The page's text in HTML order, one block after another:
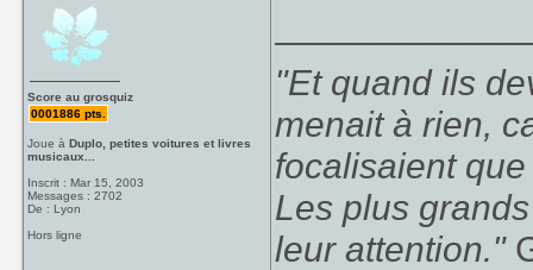
Score au grosquiz
0001886 pts.
Joue àDuplo, petites voitures et livres
musicaux...
Inscrit : Mar 15, 2003
Messages : 2702
De : Lyon
Hors ligne
"Et quand ils
menait à rien,
focalisaient
Les plus
leur attention."